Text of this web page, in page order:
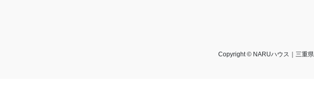
Copyright © NARUハウス｜三重